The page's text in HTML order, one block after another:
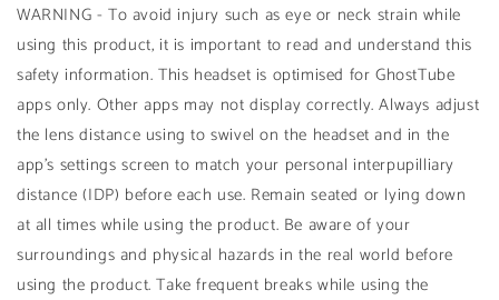
WARNING - To avoid injury such as eye or neck strain while
using this product, it is important to read and understand this
safety information. This headset is optimised for GhostTube
apps only. Other apps may not display correctly. Always adjust
the lens distance using to swivel on the headset and in the
app's settings screen to match your personal interpupilliary
distance (IDP) before each use. Remain seated or lying down
at all times while using the product. Be aware of your
surroundings and physical hazards in the real world before
using the product. Take frequent breaks while using the